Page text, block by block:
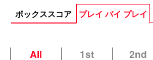
ボックススコア プレイ バイ プレイ
All 1st 2nd